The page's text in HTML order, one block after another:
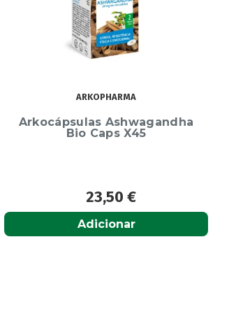
GAVIDIGEST
GaviDigest Gases e Inchaço
Cáps X30
15,95 €
Adicionar